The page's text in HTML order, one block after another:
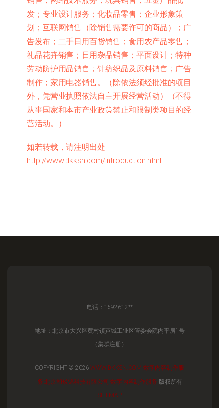
发；专业设计服务；化妆品零售；企业形象策
划；互联网销售（除销售需要许可的商品）；广
告发布；二手日用百货销售；食用农产品零售；
礼品花卉销售；日用杂品销售；平面设计；特种
劳动防护用品销售；针纺织品及原料销售；广告
制作；家用电器销售。（除依法须经批准的项目
外，凭营业执照依法自主开展经营活动）（不得
从事国家和本市产业政策禁止和限制类项目的经
营活动。）
如若转载，请注明出处：
http://www.dkksn.com/introduction.html
电话：1592612**
地址：北京市大兴区黄村镇芦城工业区管委会院内平房1号
（集群注册）
COPYRIGHT © 2026 WWW.DKKSN.COM 数字内容制作服
务 北京和然锦科技有限公司 数字内容制作服务 版权所有
SITEMAP